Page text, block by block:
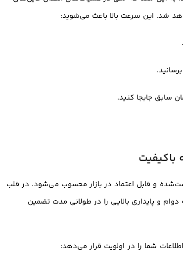
شد. این سرعت بالا باعث می‌شوید:
سابق جابجا کنید.
و قابل اعتماد در بازار محسوب می‌شود. در قلب
دوام و پایداری بالایی را در طولانی مدت تضمین
شما را در اولویت قرار می‌دهد: